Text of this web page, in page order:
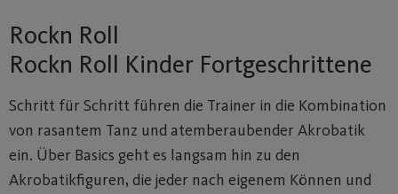
Rockn Roll
Rockn Roll Kinder Fortgeschrittene
Schritt für Schritt führen die Trainer in die Kombination
von rasantem Tanz und atemberaubender Akrobatik
ein. Über Basics geht es langsam hin zu den
Akrobatikfiguren, die jeder nach eigenem Können und